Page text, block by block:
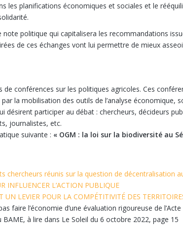
les planifications économiques et sociales et le
politique qui capitalisera les recommandations
de ces échanges vont lui permettre de mieux
conférences sur les politiques agricoles. Ces
la mobilisation des outils de l’analyse économique,
désirent participer au débat : chercheurs, décideurs
journalistes, etc.
suivante : « OGM : la loi sur la biodiversité au
chercheurs réunis sur la question de décentralisation
INFLUENCER L’ACTION PUBLIQUE
UN LEVIER POUR LA COMPÉTITIVITÉ DES
faire l’économie d’une évaluation rigoureuse de
à lire dans Le Soleil du 6 octobre 2022, page 15